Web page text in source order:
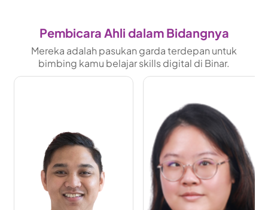
Pembicara Ahli dalam Bidangnya
Mereka adalah pasukan garda terdepan untuk
bimbing kamu belajar skills digital di Binar.